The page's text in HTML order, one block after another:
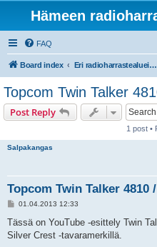
Hämeen
FAQ
Board index Eri radioharrastealueiden mukaiset osastot
Topcom Twin Talker
Post Reply
1 post •
Salpakangas
Topcom Twin Talker 4810
P
s
01.04.2013 12:33
Tässä on YouTube -esittely Twin
Silver Crest -tavaramerkillä.